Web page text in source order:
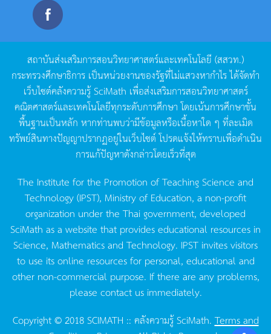
สถาบันส่งเสริมการสอนวิทยาศาสตร์และเทคโนโลยี (สสวท.)
กระทรวงศึกษาธิการ เป็นหน่วยงานของรัฐที่ไม่แสวงหากำไรได้จัดทำ
เว็บไซต์คลังความรู้SciMath เพื่อส่งเสริมการสอนวิทยาศาสตร์
คณิตศาสตร์และเทคโนโลยีทุกระดับการศึกษา โดยเน้นการศึกษาขั้น
พื้นฐานเป็นหลัก หากท่านพบว่ามีข้อมูลหรือเนื้อหาใด ๆ ที่ละเมิด
ทรัพย์สินทางปัญญาปรากฏอยู่ในเว็บไซต์โปรดแจ้งให้ทราบเพื่อดำเนิน
การแก้ปัญหาดังกล่าวโดยเร็วที่สุด
The Institute for the Promotion of Teaching Science and
Technology (IPST), Ministry of Education, a non-profit
organization under the Thai government, developed
SciMath as a website that provides educational resources in
Science, Mathematics and Technology. IPST invites visitors
to use its online resources for personal, educational and
other non-commercial purpose. If there are any problems,
please contact us immediately.
Copyright © 2018 SCIMATH :: คลังความรู้ SciMath.Terms and